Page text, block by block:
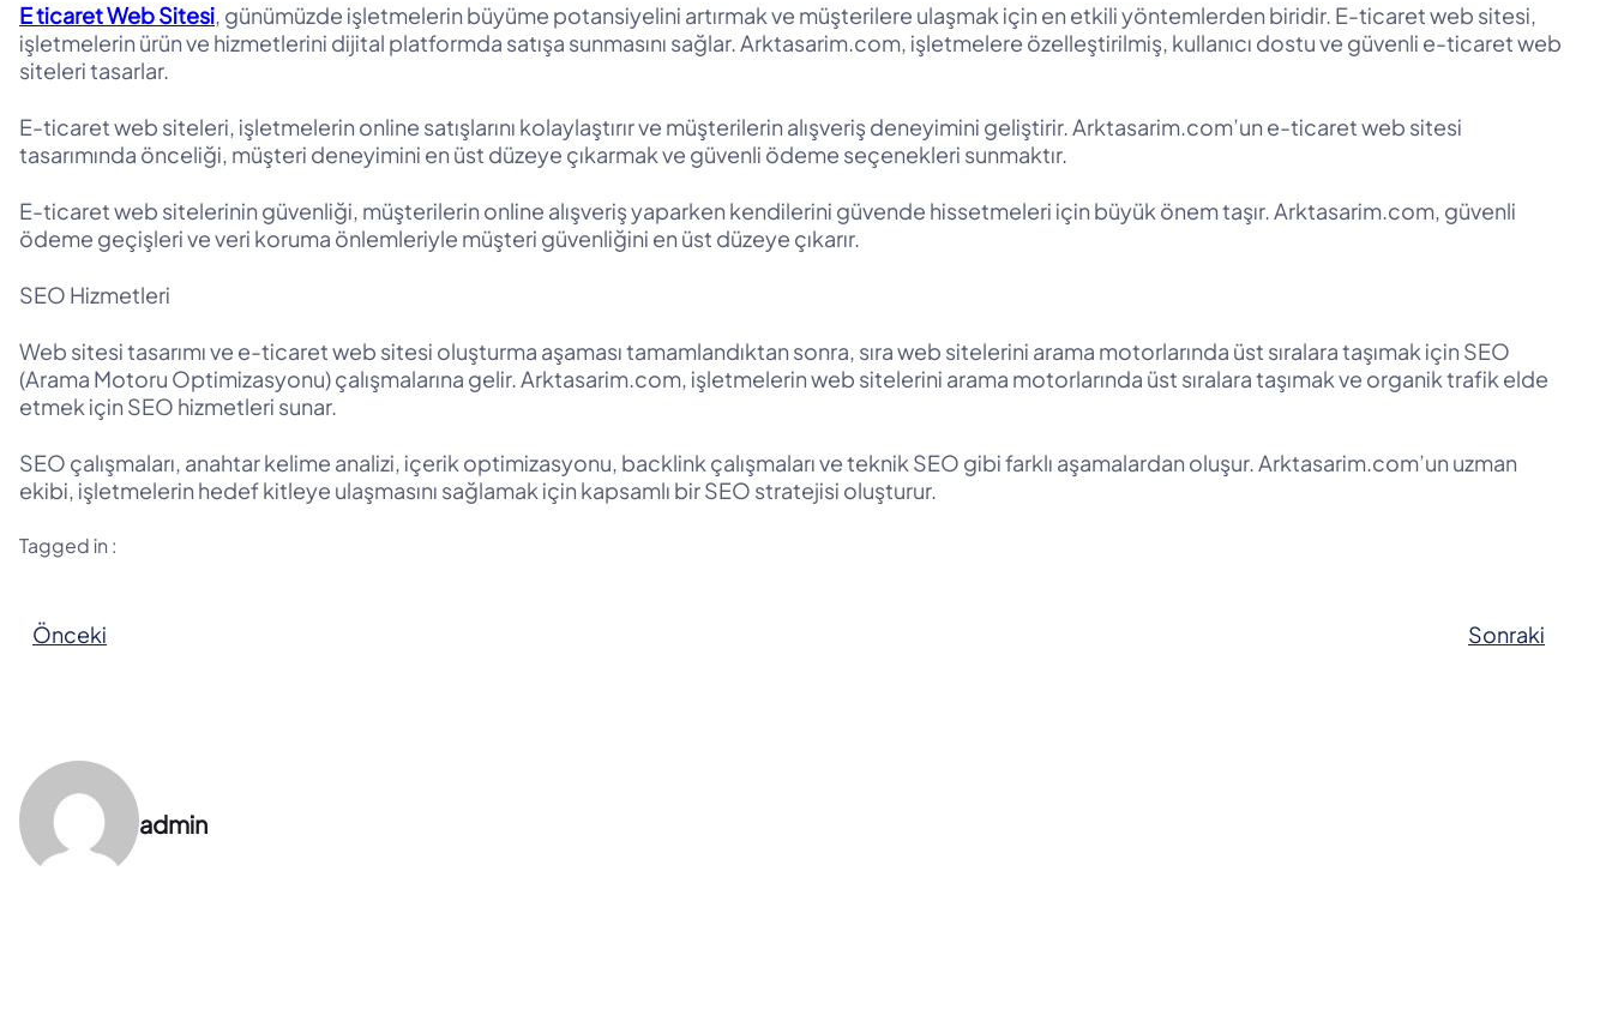
E ticaret Web Sitesi, günümüzde işletmelerin büyüme potansiyelini artırmak ve müşterilere ulaşmak için en etkili yöntemlerden biridir. E-ticaret web sitesi,
işletmelerin ürün ve hizmetlerini dijital platformda satışa sunmasını sağlar. Arktasarim.com, işletmelere özelleştirilmiş, kullanıcı dostu ve güvenli e-ticaret web
siteleri tasarlar.
E-ticaret web siteleri, işletmelerin online satışlarını kolaylaştırır ve müşterilerin alışveriş deneyimini geliştirir. Arktasarim.com’un e-ticaret web sitesi
tasarımında önceliği, müşteri deneyimini en üst düzeye çıkarmak ve güvenli ödeme seçenekleri sunmaktır.
E-ticaret web sitelerinin güvenliği, müşterilerin online alışveriş yaparken kendilerini güvende hissetmeleri için büyük önem taşır. Arktasarim.com, güvenli
ödeme geçişleri ve veri koruma önlemleriyle müşteri güvenliğini en üst düzeye çıkarır.
SEO Hizmetleri
Web sitesi tasarımı ve e-ticaret web sitesi oluşturma aşaması tamamlandıktan sonra, sıra web sitelerini arama motorlarında üst sıralara taşımak için SEO
(Arama Motoru Optimizasyonu) çalışmalarına gelir. Arktasarim.com, işletmelerin web sitelerini arama motorlarında üst sıralara taşımak ve organik trafik elde
etmek için SEO hizmetleri sunar.
SEO çalışmaları, anahtar kelime analizi, içerik optimizasyonu, backlink çalışmaları ve teknik SEO gibi farklı aşamalardan oluşur. Arktasarim.com’un uzman
ekibi, işletmelerin hedef kitleye ulaşmasını sağlamak için kapsamlı bir SEO stratejisi oluşturur.
Tagged in :
Önceki Sonraki
admin